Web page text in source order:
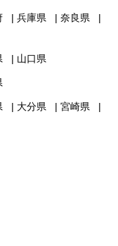
兵庫県
奈良県
山口県
大分県
宮崎県